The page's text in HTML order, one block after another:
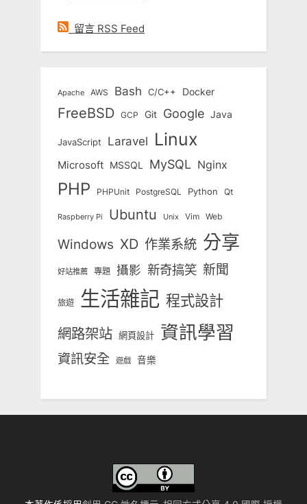
留言 RSS Feed
Apache AWS Bash C/C++ Docker
FreeBSD GCP Git Google Java
JavaScript Laravel Linux
Microsoft MSSQL MySQL Nginx
PHP PHPUnit PostgreSQL Python Qt
Raspberry Pi Ubuntu Unix Vim Web
Windows XD 作業系統 分享
好站推薦 專題 攝影 新奇搞笑 新聞
旅遊 生活雜記 程式設計
網路架站 網頁設計 資訊學習
資訊安全 遊戲 音樂